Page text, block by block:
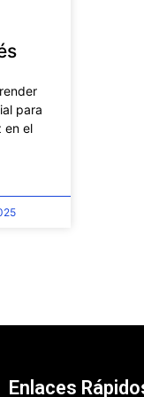
para
en el
Enlaces